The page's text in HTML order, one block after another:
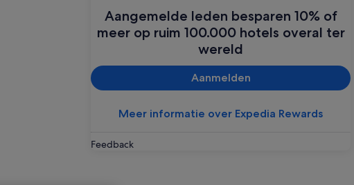
Aangemelde leden besparen 10% of
meer op ruim 100.000 hotels overal ter
wereld
Aanmelden
Meer informatie over Expedia Rewards
Feedback